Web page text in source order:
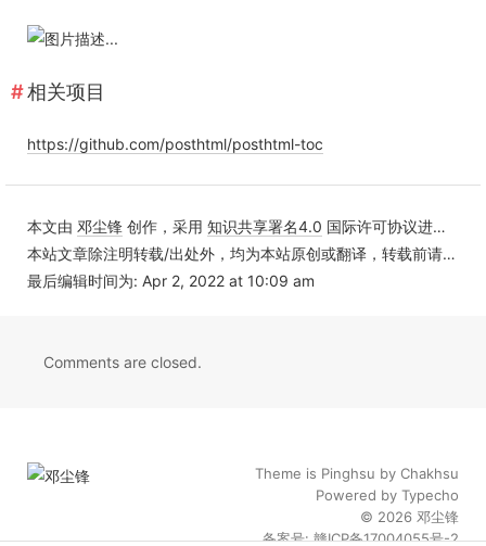
相关项目
https://github.com/posthtml/posthtml-toc
本文由 邓尘锋 创作，采用 知识共享署名4.0 国际许可协议进行许可
本站文章除注明转载/出处外，均为本站原创或翻译，转载前请务必署名
最后编辑时间为: Apr 2, 2022 at 10:09 am
Comments are closed.
Theme is Pinghsu by Chakhsu
Powered by Typecho
© 2026 邓尘锋
备案号: 赣ICP备17004055号-2